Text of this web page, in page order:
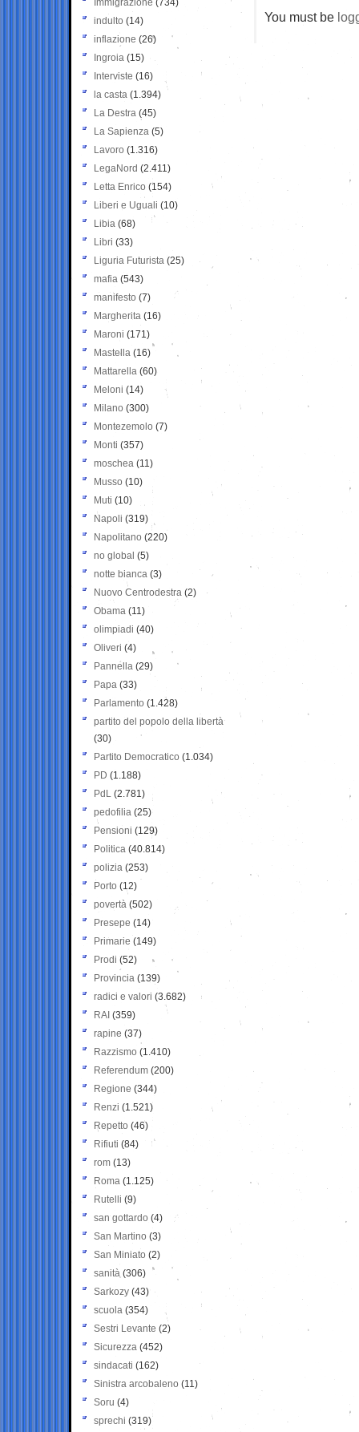
You must be
Immigrazione (734)
indulto (14)
inflazione (26)
Ingroia (15)
Interviste (16)
la casta (1.394)
La Destra (45)
La Sapienza (5)
Lavoro (1.316)
LegaNord (2.411)
Letta Enrico (154)
Liberi e Uguali (10)
Libia (68)
Libri (33)
Liguria Futurista (25)
mafia (543)
manifesto (7)
Margherita (16)
Maroni (171)
Mastella (16)
Mattarella (60)
Meloni (14)
Milano (300)
Montezemolo (7)
Monti (357)
moschea (11)
Musso (10)
Muti (10)
Napoli (319)
Napolitano (220)
no global (5)
notte bianca (3)
Nuovo Centrodestra (2)
Obama (11)
olimpiadi (40)
Oliveri (4)
Pannella (29)
Papa (33)
Parlamento (1.428)
partito del popolo della libertà
(30)
Partito Democratico (1.034)
PD (1.188)
PdL (2.781)
pedofilia (25)
Pensioni (129)
Politica (40.814)
polizia (253)
Porto (12)
povertà (502)
Presepe (14)
Primarie (149)
Prodi (52)
Provincia (139)
radici e valori (3.682)
RAI (359)
rapine (37)
Razzismo (1.410)
Referendum (200)
Regione (344)
Renzi (1.521)
Repetto (46)
Rifiuti (84)
rom (13)
Roma (1.125)
Rutelli (9)
san gottardo (4)
San Martino (3)
San Miniato (2)
sanità (306)
Sarkozy (43)
scuola (354)
Sestri Levante (2)
Sicurezza (452)
sindacati (162)
Sinistra arcobaleno (11)
Soru (4)
sprechi (319)